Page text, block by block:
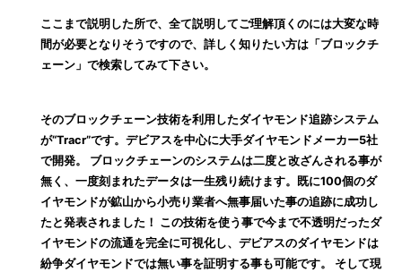
ここまで説明した所で、全て説明してご理解頂くのには大変な時
間が必要となりそうですので、詳しく知りたい方は「ブロックチ
ェーン」で検索してみて下さい。
そのブロックチェーン技術を利用したダイヤモンド追跡システム
が“Tracr”です。デビアスを中心に大手ダイヤモンドメーカー5社
で開発。 ブロックチェーンのシステムは二度と改ざんされる事が
無く、一度刻まれたデータは一生残り続けます。既に100個のダ
イヤモンドが鉱山から小売り業者へ無事届いた事の追跡に成功し
たと発表されました！ この技術を使う事で今まで不透明だったダ
イヤモンドの流通を完全に可視化し、デビアスのダイヤモンドは
紛争ダイヤモンドでは無い事を証明する事も可能です。 そして現